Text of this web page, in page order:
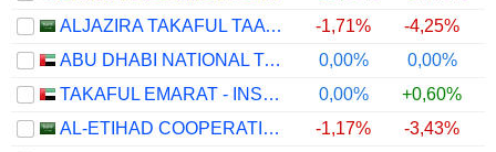
ALJAZIRA TAKAFUL TAAWUNI COMPANY
-1,71% -4,25%
ABU DHABI NATIONAL TAKAFUL COMPANY
0,00% 0,00%
TAKAFUL EMARAT - INSURANCE
0,00% +0,60%
AL-ETIHAD COOPERATIVE INSURANCE COMPANY
-1,17% -3,43%